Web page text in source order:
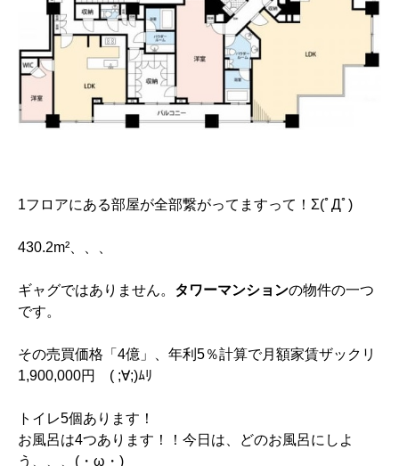
1フロアにある部屋が全部繋がってますって！Σ(ﾟДﾟ)
430.2m²、、、
ギャグではありません。 タワーマンションの物件の一つ
です。
その売買価格「4億」、年利5％計算で月額家賃ザックリ
1,900,000円 ( ;∀;)ﾑﾘ
トイレ5個あります！
お風呂は4つあります！！今日は、どのお風呂にしよ
う、、、(・ω・)